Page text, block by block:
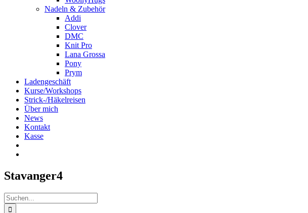
Nadeln & Zubehör
Addi
Clover
DMC
Knit Pro
Lana Grossa
Pony
Prym
Ladengeschäft
Kurse/Workshops
Strick-/Häkelreisen
Über mich
News
Kontakt
Kasse
Stavanger4
Suche
nach: